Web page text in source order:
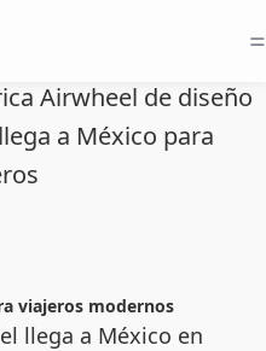
=
Airwheel de diseño
a México para
viajeros modernos
llega a México en